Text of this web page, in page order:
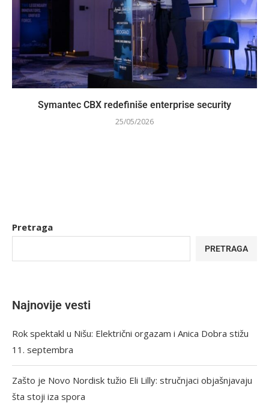
Symantec CBX redefiniše enterprise security
25/05/2026
Pretraga
PRETRAGA
Najnovije vesti
Rok spektakl u Nišu: Električni orgazam i Anica Dobra stižu
11. septembra
Zašto je Novo Nordisk tužio Eli Lilly: stručnjaci objašnjavaju
šta stoji iza spora